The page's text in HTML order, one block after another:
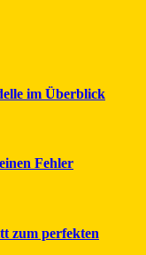
im Überblick
Fehler
zum perfekten